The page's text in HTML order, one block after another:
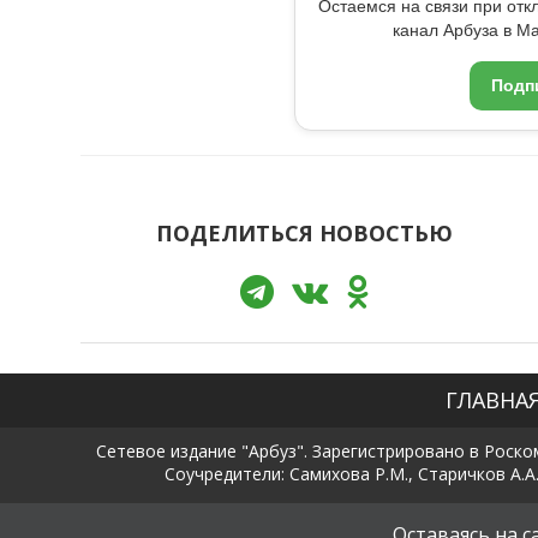
Остаемся на связи при
канал Арбуза в
ПОДЕЛИТЬСЯ НОВОСТЬЮ
Сетевое издание "Арбуз". Зарегистрировано в
Соучредители: Самихова Р.М., Старичков